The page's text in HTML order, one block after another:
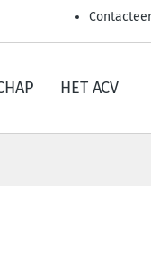
HET ACV